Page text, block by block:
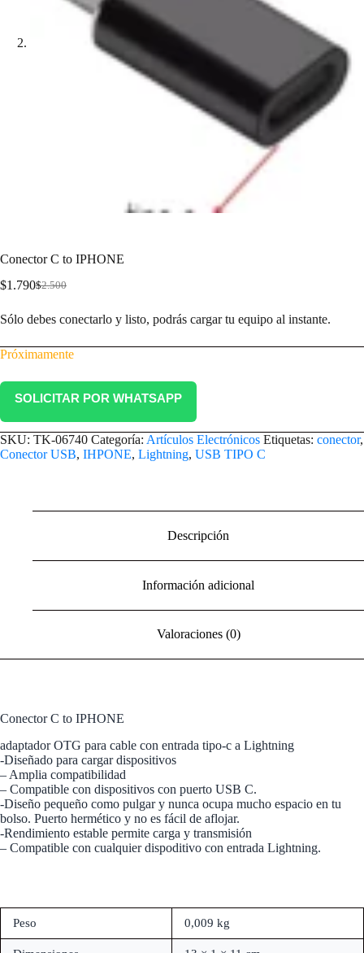
Conector C to IPHONE
$2.500
$1.790
Sólo debes conectarlo y listo, podrás cargar tu equipo al instante.
Próximamente
SOLICITAR POR WHATSAPP
SKU: TK-06740 Categoría: Artículos Electrónicos Etiquetas: conector,
Conector USB, IHPONE, Lightning, USB TIPO C
Descripción
Información adicional
Valoraciones (0)
Conector C to IPHONE
adaptador OTG para cable con entrada tipo-c a Lightning
-Diseñado para cargar dispositivos
– Amplia compatibilidad
– Compatible con dispositivos con puerto USB C.
-Diseño pequeño como pulgar y nunca ocupa mucho espacio en tu
bolso. Puerto hermético y no es fácil de aflojar.
-Rendimiento estable permite carga y transmisión
– Compatible con cualquier dispoditivo con entrada Lightning.
Peso 0,009 kg